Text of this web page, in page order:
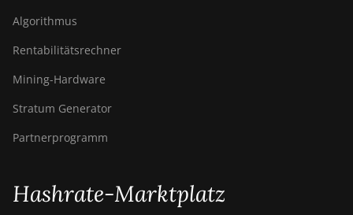
Algorithmus
Rentabilitätsrechner
Mining-Hardware
Stratum Generator
Partnerprogramm
Hashrate-Marktplatz